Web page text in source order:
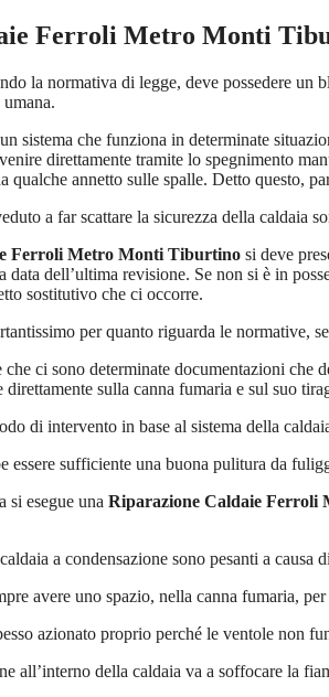
Ferroli Metro Monti
la normativa di legge, deve possedere
sistema che funziona in determinate
direttamente tramite lo spegnimento
qualche annetto sulle spalle. Detto questo,
a far scattare la sicurezza della caldaia
Ferroli Metro Monti Tiburtino si deve
data dell’ultima revisione. Se non si è in
sostitutivo che ci occorre.
per quanto riguarda le normative,
ci sono determinate documentazioni che
direttamente sulla canna fumaria e sul suo
di intervento in base al sistema della
essere sufficiente una buona pulitura da
si esegue una Riparazione Caldaie
a condensazione sono pesanti a
avere uno spazio, nella canna fumaria,
azionato proprio perché le ventole non
all’interno della caldaia va a soffocare la